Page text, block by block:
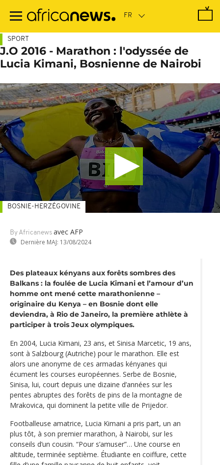
contenu
SPORT
J.O 2016 - Marathon : l'odyssée de
Lucia Kimani, Bosnienne de Nairobi
By Africanews avec AFP
Dernière MAJ: 13/08/2024
BOSNIE-HERZÉGOVINE
Des plateaux kényans aux forêts sombres des
Balkans : la foulée de Lucia Kimani et l’amour d’un
homme ont mené cette marathonienne –
originaire du Kenya – en Bosnie dont elle
deviendra, à Rio de Janeiro, la première athlète à
participer à trois Jeux olympiques.
En 2004, Lucia Kimani, 23 ans, et Sinisa Marcetic, 19 ans,
sont à Salzbourg (Autriche) pour le marathon. Elle est
alors une anonyme de ces armadas kényanes qui
écument les courses européennes. Serbe de Bosnie,
Sinisa, lui, court depuis une dizaine d’années sur les
pentes abruptes des forêts de pins de la montagne de
Mrakovica, qui dominent la petite ville de Prijedor.
Footballeuse amatrice, Lucia Kimani a pris part, un an
plus tôt, à son premier marathon, à Nairobi, sur les
conseils d’un cousin. “Pour s’amuser”… Une course en
altitude, terminée septième. Étudiante en coiffure, cette